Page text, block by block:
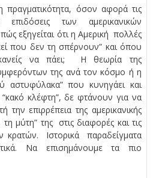
όσον αφορά τις
επιδόσεις των αμερικανικών
εξηγείται ότι η Αμερική πολλές
που δεν τη σπέρνουν” και όπου
να πάει; Η θεωρία της
της ανά τον κόσμο ή η
αστυφύλακα” που κυνηγάει και
κλέφτη”, δε φτάνουν για να
την επιρρέπεια της αμερικανικής
μύτη” της στις διαφορές και τις
κρατών. Ιστορικά παραδείγματα
Να επισημάνουμε τα πιο